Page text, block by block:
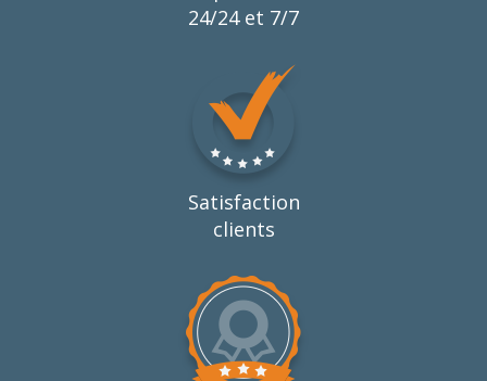
24/24 et 7/7
Satisfaction
clients